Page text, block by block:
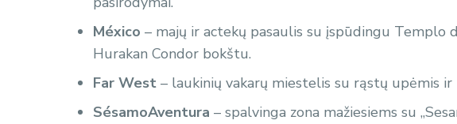
México – majų ir actekų pasaulis su įspūdingu Templo
Hurakan Condor bokštu.
Far West – laukinių vakarų miestelis su rąstų upėmis ir
SésamoAventura – spalvinga zona mažiesiems su